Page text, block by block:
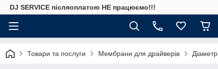
DJ SERVICE пiсляоплатою НЕ працюємо!!!
Товари та послуги Мембрани для драйверів